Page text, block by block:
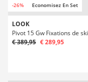
-26% Economisez En Set
LOOK
Pivot 15 Gw Fixations de ski
€ 389,95 € 289,95